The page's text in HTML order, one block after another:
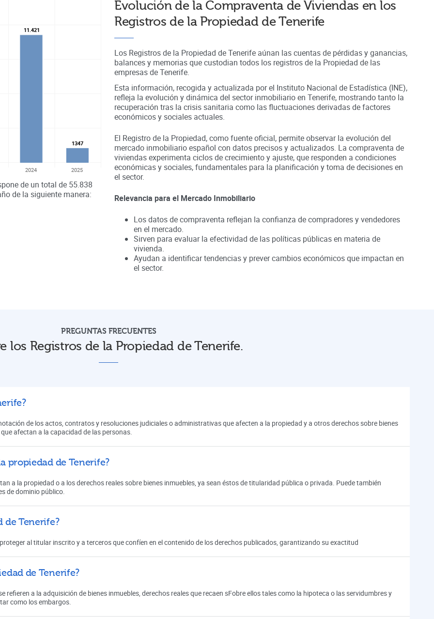
Evolución de la Compraventa de Viviendas en los
Registros de la Propiedad deTenerife
Los Registros de la Propiedad de Tenerife aúnan las cuentas de pérdidas y ganancias,
balances y memorias que custodian todos los registrosde la Propiedad de las
empresas deTenerife.
Esta información, recogida y actualizada por el Instituto Nacional de Estadística (INE),
refleja la evolución y dinámica del sector inmobiliario en Tenerife, mostrando tanto la
recuperación tras la crisis sanitaria como las fluctuaciones derivadas de factores
económicos y sociales actuales.
El Registro de la Propiedad, como fuente oficial, permite observar la evolución del
mercado inmobiliario español con datos precisos y actualizados. La compraventa de
viviendas experimenta ciclos de crecimiento y ajuste, que responden a condiciones
económicas y sociales, fundamentales para la planificación y toma de decisiones en
el sector.
Relevancia para el Mercado Inmobiliario
Los datos de compraventa reflejan la confianza de compradores y vendedores
en el mercado.
Sirven para evaluar la efectividad de las políticas públicas en materia de
vivienda.
Ayudan a identificar tendencias y prever cambios económicos que impactan en
el sector.
11.421
11.421
1347
1347
2024 2025
de un total de 55.838
de la siguiente manera:
PREGUNTAS FRECUENTES
los Registros de la Propiedad de Tenerife.
de los actos, contratos y resoluciones judiciales o administrativas que afecten a la propiedad y a otros derechos sobre bienes
afectan a la capacidad de las personas.
propiedad de Tenerife?
a la propiedad o a los derechos reales sobre bienes inmuebles, ya sean éstos de titularidad pública o privada. Puede también
de dominio público.
de Tenerife?
al titular inscrito y a terceros que confíen en el contenido de los derechos publicados, garantizando su exactitud
de Tenerife?
refieren a la adquisición de bienes inmuebles, derechos reales que recaen sFobre ellos tales como la hipoteca o las servidumbres y
como los embargos.